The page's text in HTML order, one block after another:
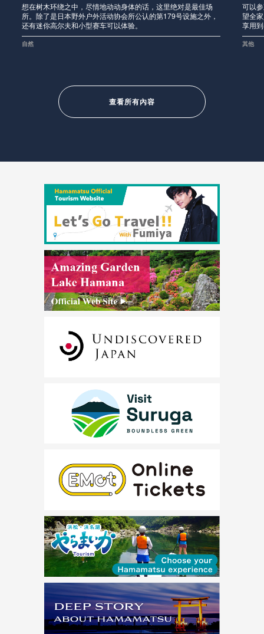
想在树木环绕之中，尽情地动动身体的话，这里绝对是最佳场
所。除了是日本野外户外活动协会所公认的第179号设施之外，
还有迷你高尔夫和小型赛车可以体验。
自然
可以
望全
享用
其他
查看所有內容